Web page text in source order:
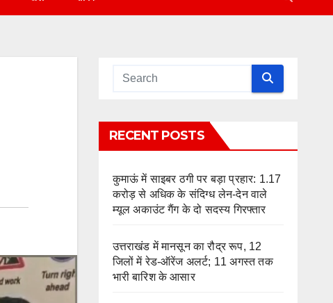
RECENT POSTS
कुमाऊं में साइबर ठगी पर बड़ा प्रहार: 1.17
करोड़ से अधिक के संदिग्ध लेन-देन वाले
म्यूल अकाउंट गैंग के दो सदस्य गिरफ्तार
उत्तराखंड में मानसून का रौद्र रूप, 12
जिलों में रेड-ऑरेंज अलर्ट; 11 अगस्त तक
भारी बारिश के आसार